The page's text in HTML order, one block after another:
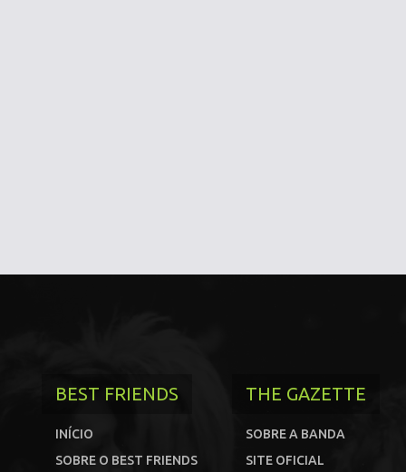
BEST FRIENDS
INÍCIO
SOBRE O BEST FRIENDS
THE GAZETTE
SOBRE A BANDA
SITE OFICIAL